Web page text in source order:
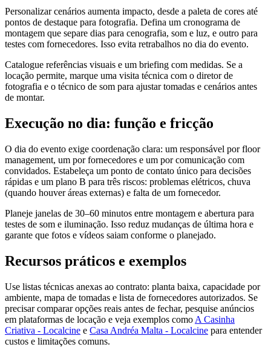
Personalizar cenários aumenta impacto, desde a paleta de cores até
pontos de destaque para fotografia. Defina um cronograma de
montagem que separe dias para cenografia, som e luz, e outro para
testes com fornecedores. Isso evita retrabalhos no dia do evento.
Catalogue referências visuais e um briefing com medidas. Se a
locação permite, marque uma visita técnica com o diretor de
fotografia e o técnico de som para ajustar tomadas e cenários antes
de montar.
Execução no dia: função e fricção
O dia do evento exige coordenação clara: um responsável por floor
management, um por fornecedores e um por comunicação com
convidados. Estabeleça um ponto de contato único para decisões
rápidas e um plano B para três riscos: problemas elétricos, chuva
(quando houver áreas externas) e falta de um fornecedor.
Planeje janelas de 30–60 minutos entre montagem e abertura para
testes de som e iluminação. Isso reduz mudanças de última hora e
garante que fotos e vídeos saiam conforme o planejado.
Recursos práticos e exemplos
Use listas técnicas anexas ao contrato: planta baixa, capacidade por
ambiente, mapa de tomadas e lista de fornecedores autorizados. Se
precisar comparar opções reais antes de fechar, pesquise anúncios
em plataformas de locação e veja exemplos como A Casinha
Criativa - Localcine e Casa Andréa Malta - Localcine para entender
custos e limitações comuns.